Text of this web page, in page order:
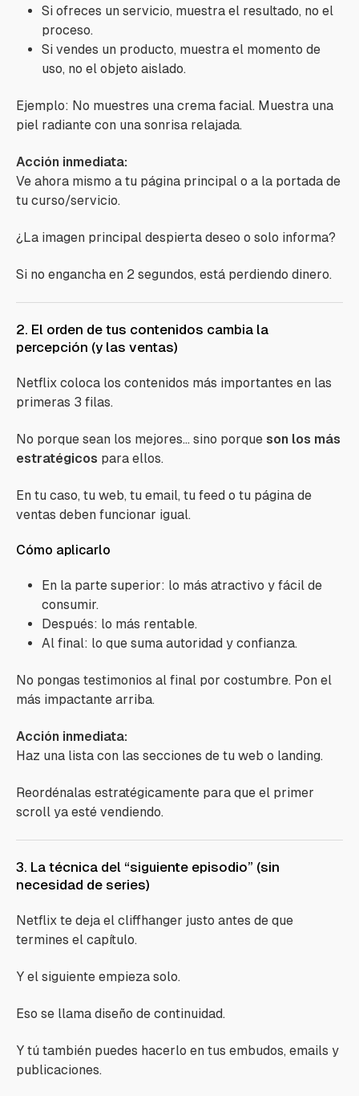
Si ofreces un servicio, muestra el resultado, no el
proceso.
Si vendes un producto, muestra el momento de
uso, no el objeto aislado.
Ejemplo: No muestres una crema facial. Muestra una
piel radiante con una sonrisa relajada.
Acción inmediata:
Ve ahora mismo a tu página principal o a la portada de
tu curso/servicio.
¿La imagen principal despierta deseo o solo informa?
Si no engancha en 2 segundos, está perdiendo dinero.
2. El orden de tus contenidos cambia la
percepción (y las ventas)
Netflix coloca los contenidos más importantes en las
primeras 3 filas.
No porque sean los mejores… sino porque son los más
estratégicos para ellos.
En tu caso, tu web, tu email, tu feed o tu página de
ventas deben funcionar igual.
Cómo aplicarlo
En la parte superior: lo más atractivo y fácil de
consumir.
Después: lo más rentable.
Al final: lo que suma autoridad y confianza.
No pongas testimonios al final por costumbre. Pon el
más impactante arriba.
Acción inmediata:
Haz una lista con las secciones de tu web o landing.
Reordénalas estratégicamente para que el primer
scroll ya esté vendiendo.
3. La técnica del “siguiente episodio” (sin
necesidad de series)
Netflix te deja el cliffhanger justo antes de que
termines el capítulo.
Y el siguiente empieza solo.
Eso se llama diseño de continuidad.
Y tú también puedes hacerlo en tus embudos, emails y
publicaciones.